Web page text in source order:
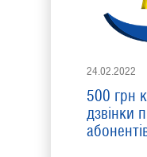
24.02.2022
500 грн
дзвінки